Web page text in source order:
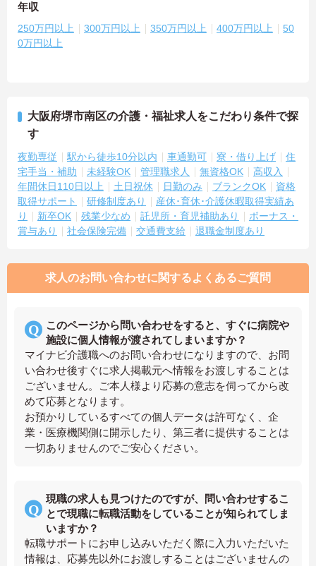
年収
250万円以上 300万円以上 350万円以上 400万円以上
50
0万円以上
大阪府堺市南区の介護・福祉求人をこだわり条件で探
す
夜勤専従 駅から徒歩10分以内 車通勤可 寮・借り上げ
住
宅手当・補助
未経験OK 管理職求人 無資格OK
高収入
年間休日110日以上
土日祝休 日勤のみ ブランクOK
資格
取得サポート
研修制度あり
産休･育休･介護休暇取得実績あ
り
新卒OK 残業少なめ 託児所・育児補助あり
ボーナス・
賞与あり
社会保険完備 交通費支給 退職金制度あり
求人のお問い合わせに関するよくあるご質問
このページから問い合わせをすると、すぐに病院や
施設に個人情報が渡されてしまいますか？
マイナビ介護職へのお問い合わせになりますので、お問
い合わせ後すぐに求人掲載元へ情報をお渡しすることは
ございません。ご本人様より応募の意志を伺ってから改
めて応募となります。
お預かりしているすべての個人データは許可なく、企
業・医療機関側に開示したり、第三者に提供することは
一切ありませんのでご安心ください。
現職の求人も見つけたのですが、問い合わせするこ
とで現職に転職活動をしていることが知られてしま
いますか？
転職サポートにお申し込みいただく際に入力いただいた
情報は、応募先以外にお渡しすることはございませんの